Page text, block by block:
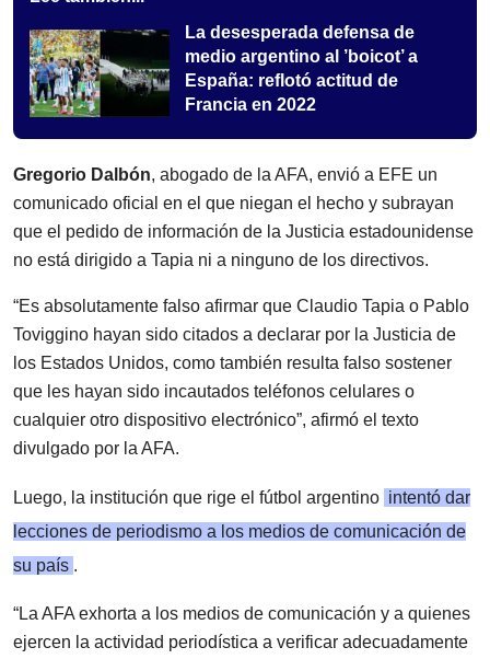
La desesperada defensa de
medio argentino al ’boicot’ a
España: reflotó actitud de
Francia en 2022
Gregorio Dalbón, abogado de la AFA, envió a EFE un
comunicado oficial en el que niegan el hecho y subrayan
que el pedido de información de la Justicia estadounidense
no está dirigido a Tapia ni a ninguno de los directivos.
“Es absolutamente falso afirmar que Claudio Tapia o Pablo
Toviggino hayan sido citados a declarar por la Justicia de
los Estados Unidos, como también resulta falso sostener
que les hayan sido incautados teléfonos celulares o
cualquier otro dispositivo electrónico”, afirmó el texto
divulgado por la AFA.
Luego, la institución que rige el fútbol argentino intentó dar
lecciones de periodismo a los medios de comunicación de
su país .
“La AFA exhorta a los medios de comunicación y a quienes
ejercen la actividad periodística a verificar adecuadamente